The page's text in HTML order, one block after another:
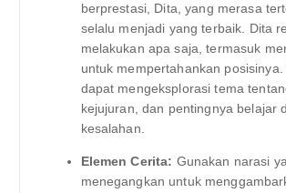
berprestasi, Dita, yang merasa
selalu menjadi yang terbaik. Dita
melakukan apa saja, termasuk
untuk mempertahankan
dapat mengeksplorasi tema
kejujuran, dan pentingnya belajar
kesalahan.
Elemen Cerita: Gunakan narasi
menegangkan untuk